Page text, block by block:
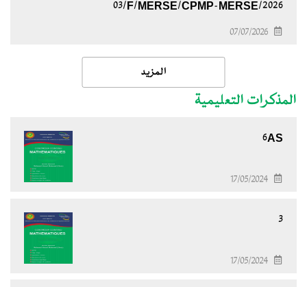
03/F/MERSE/CPMP-MERSE/2026
07/07/2026
المزيد
المذكرات التعليمية
6AS
17/05/2024
3
17/05/2024